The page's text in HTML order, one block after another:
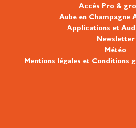
Accès Pro &
Aube en Champagne
Applications et
Newsletter
Météo
Mentions légales et Conditions